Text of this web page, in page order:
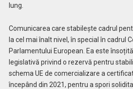
lung.
Comunicarea care stabilește cadrul
la cel mai înalt nivel, în special în cadrul
Parlamentului European. Ea este
legislativă privind o rezervă pentru
schema UE de comercializare a
începând din 2021, pentru a spori